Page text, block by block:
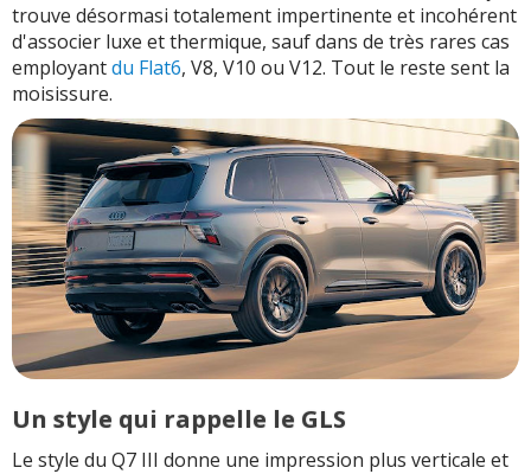
trouve désormasi totalement impertinente et incohérent
d'associer luxe et thermique, sauf dans de très rares cas
employantdu Flat6, V8, V10 ou V12. Tout le reste sent la
moisissure.
Un style qui rappelle le GLS
Le style du Q7 III donne une impression plus verticale et